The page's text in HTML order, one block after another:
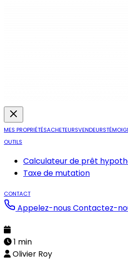
MES PROPRIÉTÉSACHETEURSVENDEURS
OUTILS
Calculateur de prêt
Taxe de mutation
CONTACT
Appelez-nousContactez-
1 min
Olivier Roy